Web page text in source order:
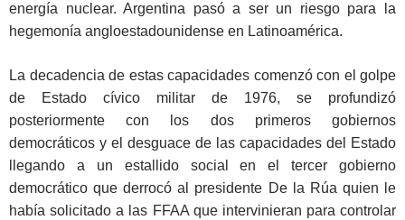
energía nuclear. Argentina pasó a ser un riesgo para la
hegemonía angloestadounidense en Latinoamérica.
La decadencia de estas capacidades comenzó con el golpe
de Estado cívico militar de 1976, se profundizó
posteriormente con los dos primeros gobiernos
democráticos y el desguace de las capacidades del Estado
llegando a un estallido social en el tercer gobierno
democrático que derrocó al presidente De la Rúa quien le
había solicitado a las FFAA que intervinieran para controlar